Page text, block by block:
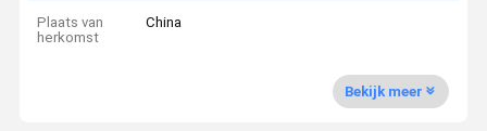
Plaats van
herkomst
China
Bekijk meer